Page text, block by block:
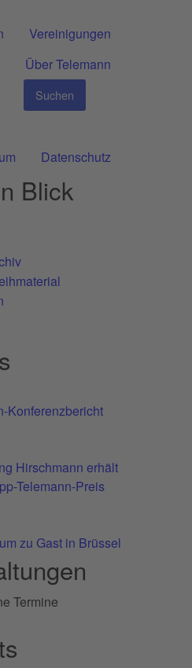
Vereinigungen
Über Telemann
Suchen
Datenschutz
Blick
Konferenzbericht
Hirschmann erhält
Telemann-Preis
zu Gast in Brüssel
Termine